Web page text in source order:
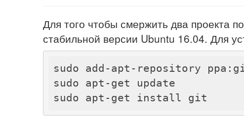
Для того чтобы смержить два проекта
стабильной версии Ubuntu 16.04. Для
sudo add-apt-repository
sudo apt-get update